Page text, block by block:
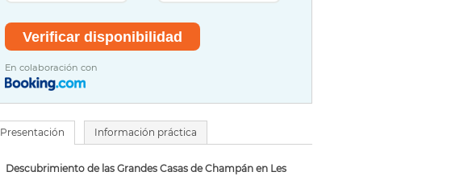
En colaboración con
Presentación Información práctica
Descubrimiento de las Grandes Casas de Champán en Les